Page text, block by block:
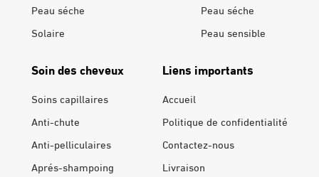
Peau séche
Solaire
Peau séche
Peau sensible
Soin des cheveux
Soins capillaires
Anti-chute
Anti-pelliculaires
Aprés-shampoing
Liens importants
Accueil
Politique de confidentialité
Contactez-nous
Livraison